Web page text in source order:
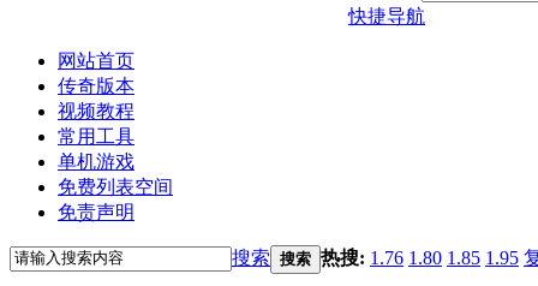
快捷导航
网站首页
传奇版本
视频教程
常用工具
单机游戏
免费列表空间
免责声明
搜索 搜索 热搜: 1.76 1.80 1.85 1.95